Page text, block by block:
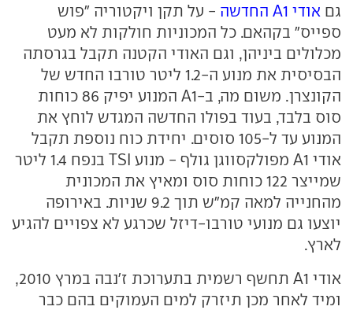
גם אודי A1 החדשה
- על תקן ויקטוריה "פוש
ספייס" בקהאם. כל המכוניות חולקות לא מעט
מכלולים ביניהן, וגם האודי הקטנה תקבל בגרסתה
הבסיסית את מנוע ה-1.2 ליטר טורבו החדש של
הקונצרן. משום מה, ב-A1 המנוע יפיק 86 כוחות
סוס בלבד, בעוד בפולו החדשה המגדש לוחץ את
המנוע עד ל-105 סוסים. יחידת כוח נוספת תקבל
אודי A1 מפולקסווגן גולף - מנוע TSI בנפח 1.4 ליטר
שמייצר 122 כוחות סוס ומאיץ את המכונית
מהחנייה למאה קמ"ש תוך 9.2 שניות. באירופה
יוצעו גם מנועי טורבו-דיזל שכרגע לא צפויים להגיע
לארץ.
אודי A1 תחשף רשמית בתערוכת ז'נבה במרץ 2010,
ומיד לאחר מכן תיזרק למים העמוקים בהם כבר